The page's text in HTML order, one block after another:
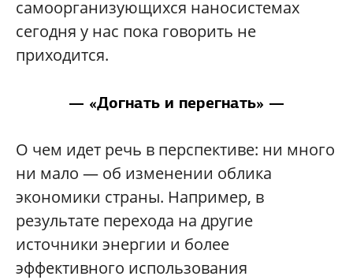
самоорганизующихся наносистемах
сегодня у нас пока говорить не
приходится.
— «Догнать и перегнать» —
О чем идет речь в перспективе: ни много
ни мало — об изменении облика
экономики страны. Например, в
результате перехода на другие
источники энергии и более
эффективного использования